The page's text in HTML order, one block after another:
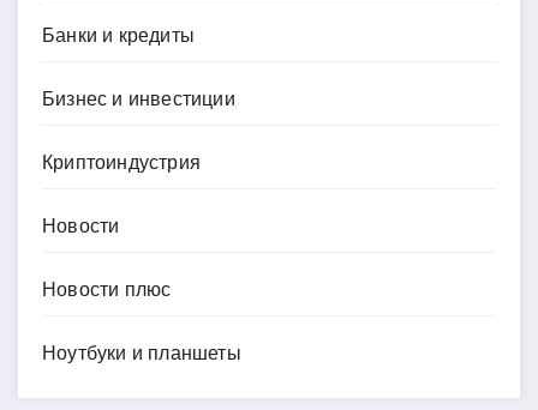
Банки и кредиты
Бизнес и инвестиции
Криптоиндустрия
Новости
Новости плюс
Ноутбуки и планшеты